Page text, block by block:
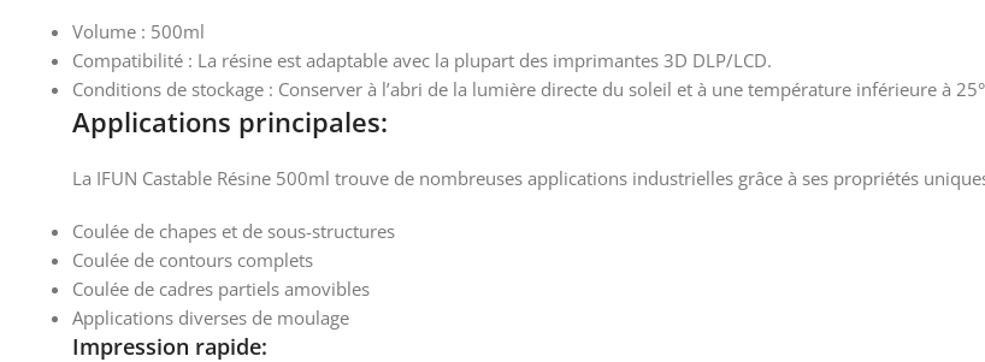
Volume : 500ml
Compatibilité : La résine est adaptable avec la plupart des imprimantes 3D DLP/LCD.
Conditions de stockage : Conserver à l’abri de la lumière directe du soleil et à une température inférieure à
Applications principales:
La IFUN Castable Résine 500ml trouve de nombreuses applications industrielles grâce à ses propriétés
Coulée de chapes et de sous-structures
Coulée de contours complets
Coulée de cadres partiels amovibles
Applications diverses de moulage
Impression rapide: